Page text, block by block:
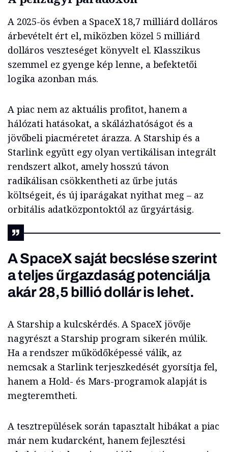
A 2025-ös évben a SpaceX 18,7 milliárd dolláros
árbevételt ért el, miközben közel 5 milliárd
dolláros veszteséget könyvelt el. Klasszikus
szemmel ez gyenge kép lenne, a befektetői
logika azonban más.
A piac nem az aktuális profitot, hanem a
hálózati hatásokat, a skálázhatóságot és a
jövőbeli piacméretet árazza. A Starship és a
Starlink együtt egy olyan vertikálisan integrált
rendszert alkot, amely hosszú távon
radikálisan csökkentheti az űrbe jutás
költségeit, és új iparágakat nyithat meg – az
orbitális adatközpontoktól az űrgyártásig.
A SpaceX saját becslése szerint
a teljes űrgazdaság potenciálja
akár 28,5 billió dollár is lehet.
A Starship a kulcskérdés. A SpaceX jövője
nagyrészt a Starship program sikerén múlik.
Ha a rendszer működőképessé válik, az
nemcsak a Starlink terjeszkedését gyorsítja fel,
hanem a Hold- és Mars-programok alapját is
megteremtheti.
A tesztrepülések során tapasztalt hibákat a piac
már nem kudarcként, hanem fejlesztési